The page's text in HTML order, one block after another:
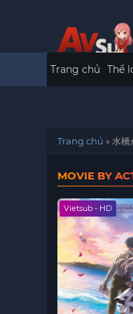
Trang chủ Thể
Trang chủ » 水橋
MOVIE BY
Vietsub - HD